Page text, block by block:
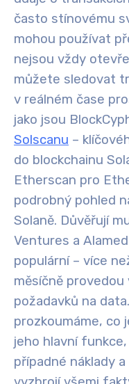
často stínovému
mohou používat
nejsou vždy
můžete sledovat
v reálném čase
jako jsou
Solscanu –
do blockchainu
Etherscan pro
podrobný pohled
Solaně. Důvěřují
Ventures a
populární – více
měsíčně provedou
požadavků na data.
prozkoumáme, co
jeho hlavní
případné náklady